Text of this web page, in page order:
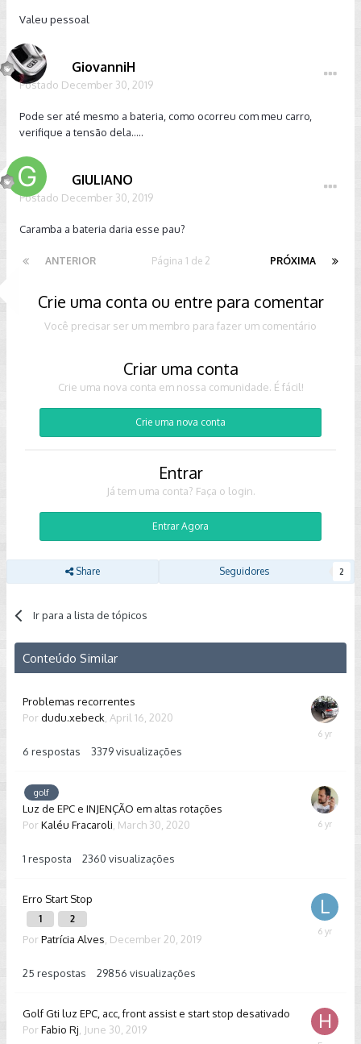
Valeu pessoal
GiovanniH
Postado December 30, 2019
Pode ser até mesmo a bateria, como ocorreu com meu carro,
verifique a tensão dela.....
GIULIANO
Postado December 30, 2019
Caramba a bateria daria esse pau?
ANTERIOR PRÓXIMA
Página 1 de 2
Crie uma conta ou entre para comentar
Você precisar ser um membro para fazer um comentário
Criar uma conta
Crie uma nova conta em nossa comunidade. É fácil!
Crie uma nova conta
Entrar
Já tem uma conta? Faça o login.
Entrar Agora
Share Seguidores 2
Ir para a lista de tópicos
Conteúdo Similar
Problemas recorrentes
Por dudu.xebeck April 16, 2020
6 respostas 3379visualizações
April
golf
Luz de EPC e INJENÇÃO em altas rotações
Por Kaléu Fracaroli March 30, 2020
1 resposta 2360 visualizações
April
Erro Start Stop
1 2
Por Patrícia Alves December 20, 2019
25 respostas 29856 visualizações
March
Golf Gti luz EPC, acc, front assist e start stop desativado
Por Fabio Rj June 30, 2019